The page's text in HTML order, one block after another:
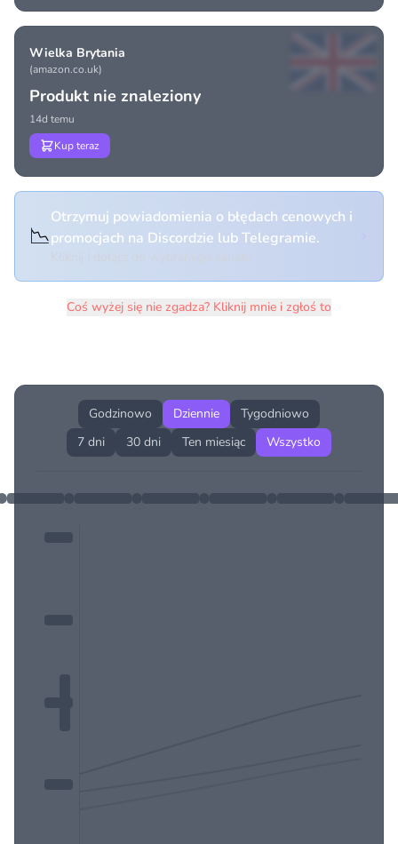
Wielka Brytania
(amazon.co.uk)
Produkt nie znaleziony
14d temu
Kup teraz
📉
Otrzymuj powiadomienia o błędach cenowych i
promocjach na Discordzie lub Telegramie.
Coś wyżej się nie zgadza? Kliknij mnie i zgłoś to
Godzinowo Dziennie
Tygodniowo
7 dni
30 dni Ten miesiąc Wszystko